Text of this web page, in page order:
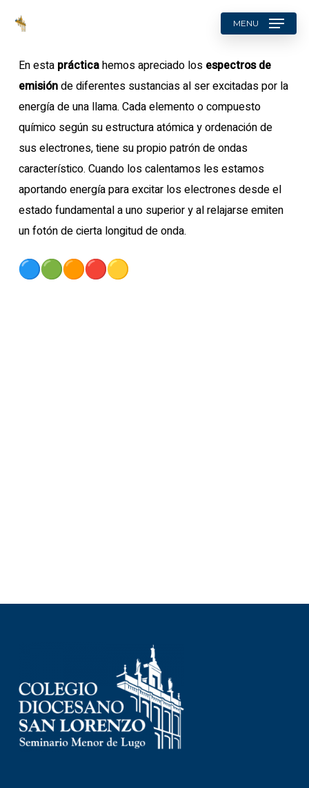
content
searchMENU
En esta prácticahemos apreciado los espectros de
emisiónde diferentes sustancias al ser excitadas por la
energía de una llama. Cada elemento o compuesto
químico según su estructura atómica y ordenación de
sus electrones, tiene su propio patrón de ondas
característico. Cuando los calentamos les estamos
aportando energía para excitar los electrones desde el
estado fundamental a uno superior y al relajarse emiten
un fotón de cierta longitud de onda.